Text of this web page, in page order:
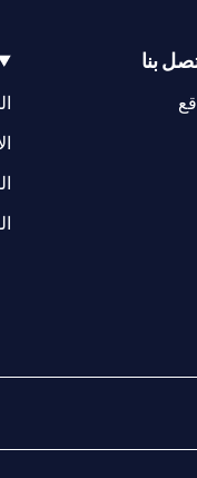
بنا
(opens in a new tab)